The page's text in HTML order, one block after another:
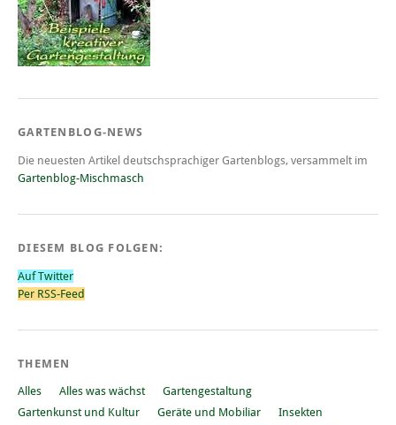
GARTENBLOG-NEWS
Die neuesten Artikel deutschsprachiger Gartenblogs, versammelt im
Gartenblog-Mischmasch
DIESEM BLOG FOLGEN:
Auf Twitter
Per RSS-Feed
THEMEN
Alles Alles was wächst
Gartengestaltung
Gartenkunst und Kultur
Geräte und Mobiliar
Insekten